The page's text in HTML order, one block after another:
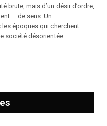
brute, mais d’un désir d’ordre,
— de sens. Un
époques qui cherchent
société désorientée.